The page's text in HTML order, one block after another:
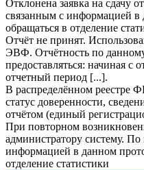
Отклонена заявка на сдачу
связанным с информацией в
обращаться в отделение
Отчёт не принят.
ЭВФ. Отчётность по
предоставляться: начиная с
отчетный период [...].
В распределённом реестре
статус доверенности,
отчётом (единый
При повторном
администратору систему.
информацией в данном
отделение статистики